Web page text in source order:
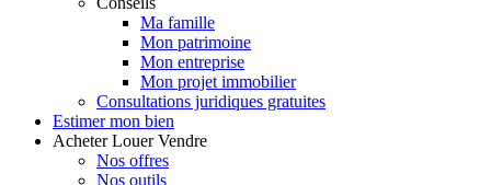
Ma famille
Mon patrimoine
Mon entreprise
Mon projet immobilier
Consultations juridiques gratuites
Estimer mon bien
Acheter Louer Vendre
Nos offres
Nos outils